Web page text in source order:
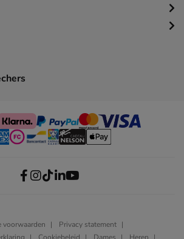
voorwaarden
Privacy statement